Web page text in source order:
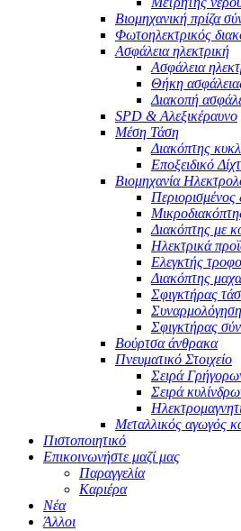
Βιομηχανική πρίζα
Φωτοηλεκτρικός
Ασφάλεια ηλεκτρική
Ασφάλεια
Θήκη
Διακοπή
SPD & Αλεξικέραυνο
Μέση Τάση
Διακόπτης
Εποξειδικό
Βιομηχανία
Περιορισμένος
Διακόπτης με
Ηλεκτρικά
Ελεγκτής
Διακόπτης
Σφιγκτήρας
Σφιγκτήρας
Βούρτσα άνθρακα
Πνευματικό Στοιχείο
Σειρά
Σειρά
Μεταλλικός αγωγός
Πιστοποιητικό
Επικοινωνήστε μαζί μας
Παραγγελία
Καριέρα
Νέα
Άλλοι